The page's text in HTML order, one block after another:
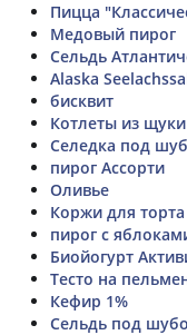
Пицца
Медовый пирог
Сельдь
Alaska
бисквит
Котлеты из щуки
Селедка под
пирог Ассорти
Оливье
Коржи для торта
пирог с
Биойогурт
Тесто на
Кефир 1%
Сельдь под